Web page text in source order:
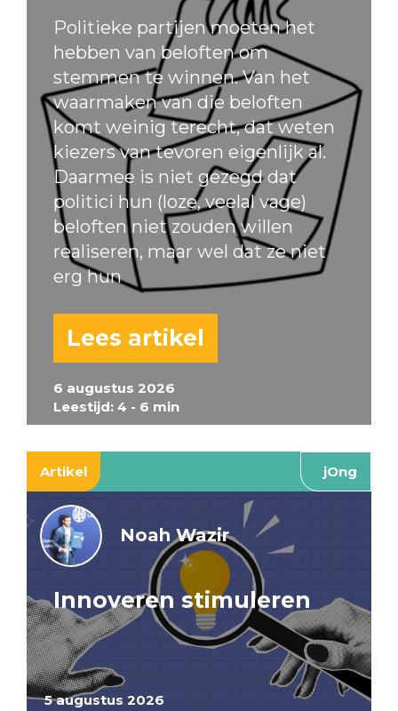
6 augustus 2026
Leestijd: 4 - 6 min
Politieke partijen moeten het
hebben van beloften om
stemmen te winnen. Van het
waarmaken van die beloften
komt weinig terecht, dat weten
kiezers van tevoren eigenlijk al.
Daarmee is niet gezegd dat
politici hun (loze, veelal vage)
beloften niet zouden willen
realiseren, maar wel dat ze niet
erg hun
Lees artikel
Artikel jOng
5 augustus 2026
Noah Wazir
Innoveren stimuleren